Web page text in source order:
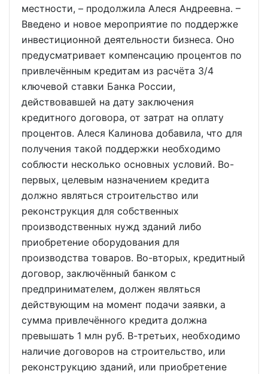
местности, – продолжила Алеся Андреевна. –
Введено и новое мероприятие по поддержке
инвестиционной деятельности бизнеса. Оно
предусматривает компенсацию процентов по
привлечённым кредитам из расчёта 3/4
ключевой ставки Банка России,
действовавшей на дату заключения
кредитного договора, от затрат на оплату
процентов. Алеся Калинова добавила, что для
получения такой поддержки необходимо
соблюсти несколько основных условий. Во-
первых, целевым назначением кредита
должно являться строительство или
реконструкция для собственных
производственных нужд зданий либо
приобретение оборудования для
производства товаров. Во-вторых, кредитный
договор, заключённый банком с
предпринимателем, должен являться
действующим на момент подачи заявки, а
сумма привлечённого кредита должна
превышать 1 млн руб. В-третьих, необходимо
наличие договоров на строительство, или
реконструкцию зданий, или приобретение